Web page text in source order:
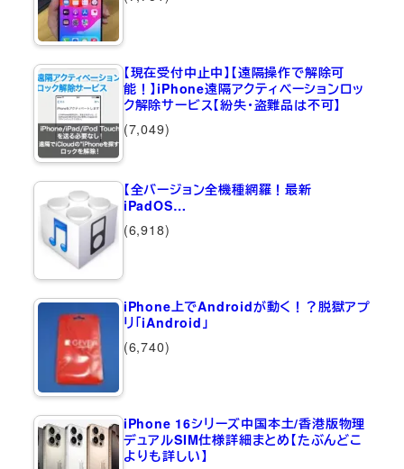
【現在受付中止中】【遠隔操作で解除可
能！】iPhone遠隔アクティベーションロッ
ク解除サービス【紛失・盗難品は不可】
(7,049)
【全バージョン全機種網羅！最新
iPadOS…
(6,918)
iPhone上でAndroidが動く！？脱獄アプ
リ「iAndroid」
(6,740)
iPhone 16シリーズ中国本土/香港版物理
デュアルSIM仕様詳細まとめ【たぶんどこ
よりも詳しい】